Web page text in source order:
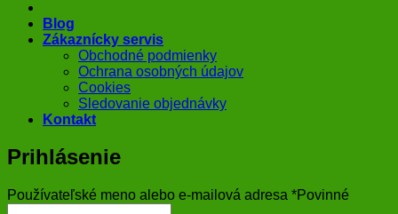
Blog
Zákaznícky servis
Obchodné podmienky
Ochrana osobných údajov
Cookies
Sledovanie objednávky
Kontakt
Prihlásenie
Používateľské meno alebo e-mailová adresa *Povinné